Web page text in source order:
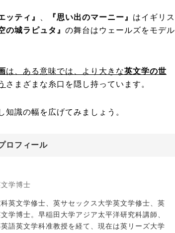
ッティ』 『思い出のマーニー』 はイギリス
の城ラピュタ』 の舞台はウェールズをモデル
は、ある意味では、より大きな英文学の世
さまざまな糸口を隠し持っています。
識の幅を広げてみましょう。
ロフィール
学博士
英文学修士、英サセックス大学英文学修士、英
学博士。早稲田大学アジア太平洋研究科講師、
語英文学科准教授を経て、現在は英リーズ大学